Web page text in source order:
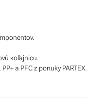
koľajnicu.
a PFC z ponuky PARTEX.